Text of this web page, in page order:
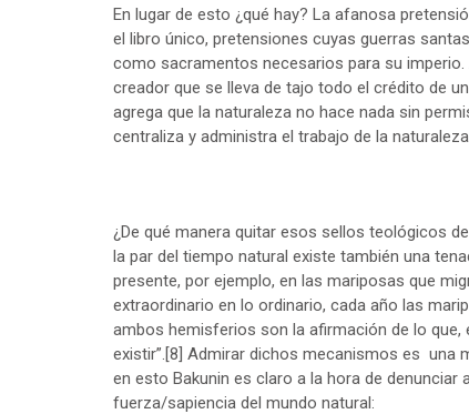
En lugar de esto ¿qué hay? La afanosa
el libro único, pretensiones cuyas guerras
como sacramentos necesarios para su
creador que se lleva de tajo todo el crédito de
agrega que la naturaleza no hace nada sin
centraliza y administra el trabajo de la
¿De qué manera quitar esos sellos teológicos
la par del tiempo natural existe también una
presente, por ejemplo, en las mariposas que
extraordinario en lo ordinario, cada año las
ambos hemisferios son la afirmación de lo que,
existir”.[8] Admirar dichos mecanismos es una
en esto Bakunin es claro a la hora de
fuerza/sapiencia del mundo natural: